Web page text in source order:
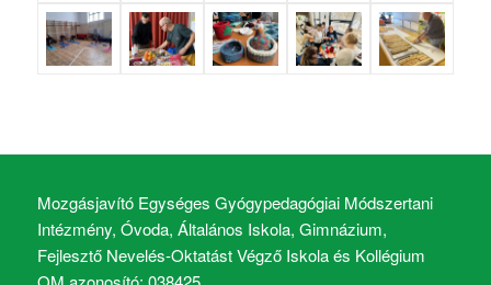
Mozgásjavító Egységes Gyógypedagógiai Módszertani
Intézmény, Óvoda, Általános Iskola, Gimnázium,
Fejlesztő Nevelés-Oktatást Végző Iskola és Kollégium